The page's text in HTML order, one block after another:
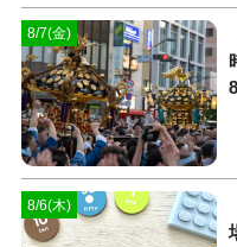
8/7(金)
8/6(木)